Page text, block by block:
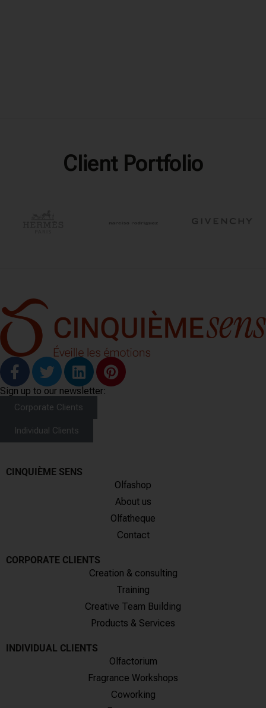
Client Portfolio
Sign up to our newsletter:
Corporate Clients
Individual Clients
CINQUIÈME SENS
Olfashop
About us
Olfatheque
Contact
CORPORATE CLIENTS
Creation & consulting
Training
Creative Team Building
Products & Services
INDIVIDUAL CLIENTS
Olfactorium
Fragrance Workshops
Coworking